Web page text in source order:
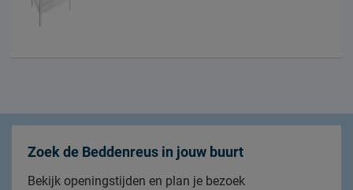
Zoek de Beddenreus in jouw buurt
Bekijk openingstijden en plan je bezoek